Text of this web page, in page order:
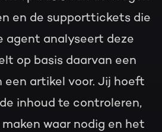
en de supporttickets die
agent analyseert deze
op basis daarvan een
een artikel voor. Jij hoeft
inhoud te controleren,
waar nodig en het